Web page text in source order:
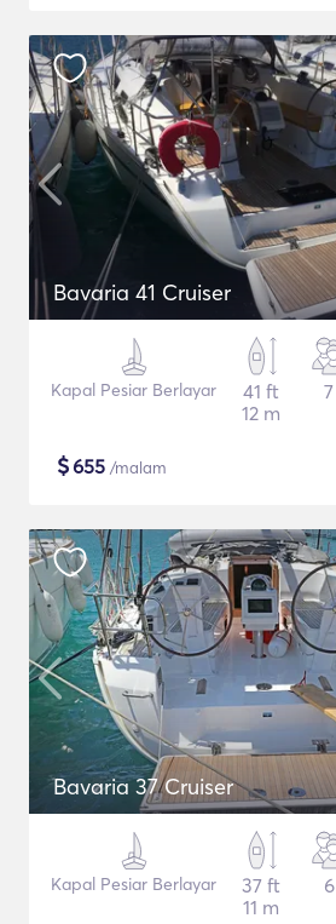
Bavaria 41 Cruiser
Kapal Pesiar Berlayar
41 ft
12 m
7
$655 /malam
Bavaria 37 Cruiser
Kapal Pesiar Berlayar
37 ft
11 m
6